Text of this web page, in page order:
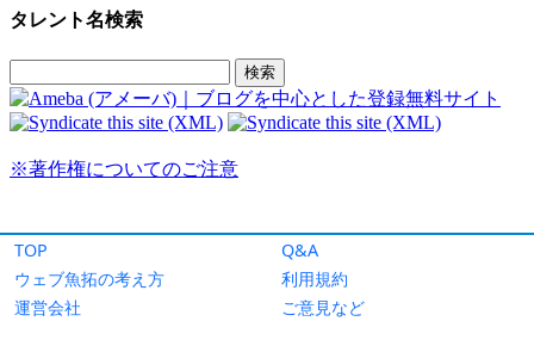
TOP
Q&A
ウェブ魚拓の考え方
利用規約
運営会社
ご意見など